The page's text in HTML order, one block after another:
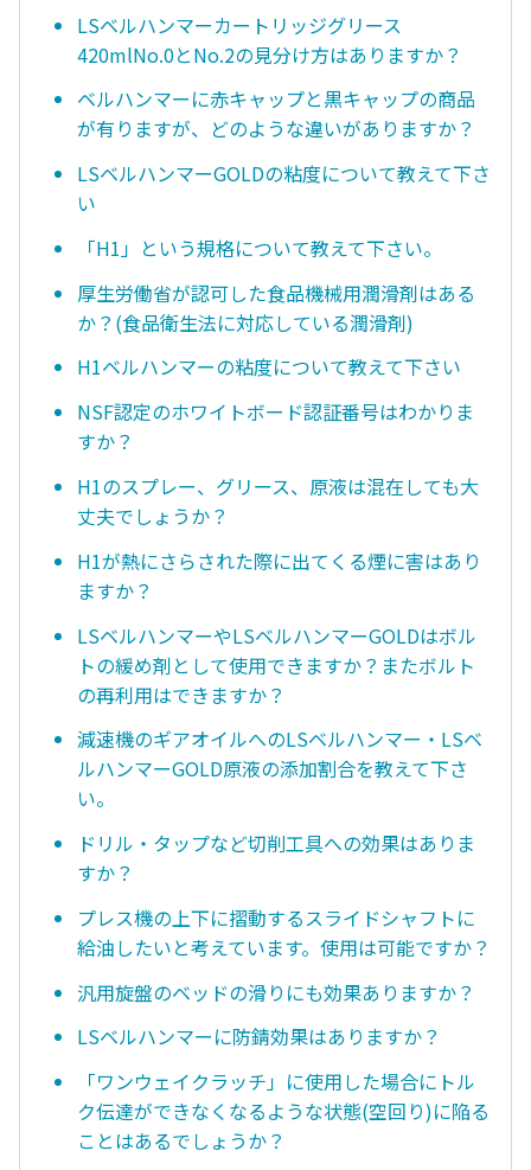
LSベルハンマーカートリッジグリース
420mlNo.0とNo.2の見分け方はありますか？
ベルハンマーに赤キャップと黒キャップの商品
が有りますが、どのような違いがありますか？
LSベルハンマーGOLDの粘度について教えて下さ
い
「H1」という規格について教えて下さい。
厚生労働省が認可した食品機械用潤滑剤はある
か？(食品衛生法に対応している潤滑剤)
H1ベルハンマーの粘度について教えて下さい
NSF認定のホワイトボード認証番号はわかりま
すか？
H1のスプレー、グリース、原液は混在しても大
丈夫でしょうか？
H1が熱にさらされた際に出てくる煙に害はあり
ますか？
LSベルハンマーやLSベルハンマーGOLDはボル
トの緩め剤として使用できますか？またボルト
の再利用はできますか？
減速機のギアオイルへのLSベルハンマー・LSベ
ルハンマーGOLD原液の添加割合を教えて下さ
い。
ドリル・タップなど切削工具への効果はありま
すか？
プレス機の上下に摺動するスライドシャフトに
給油したいと考えています。使用は可能ですか？
汎用旋盤のベッドの滑りにも効果ありますか？
LSベルハンマーに防錆効果はありますか？
「ワンウェイクラッチ」に使用した場合にトル
ク伝達ができなくなるような状態(空回り)に陥る
ことはあるでしょうか？